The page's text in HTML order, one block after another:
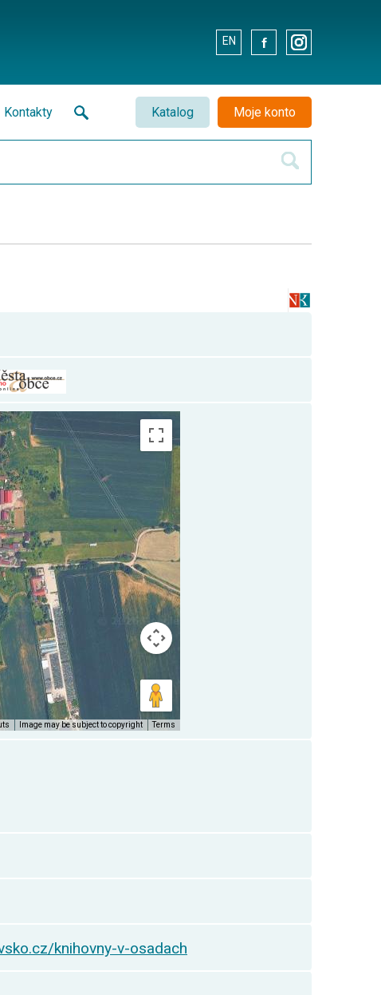
EN . .
Katalog Moje konto
Kontakty
knihovny-v-osadach